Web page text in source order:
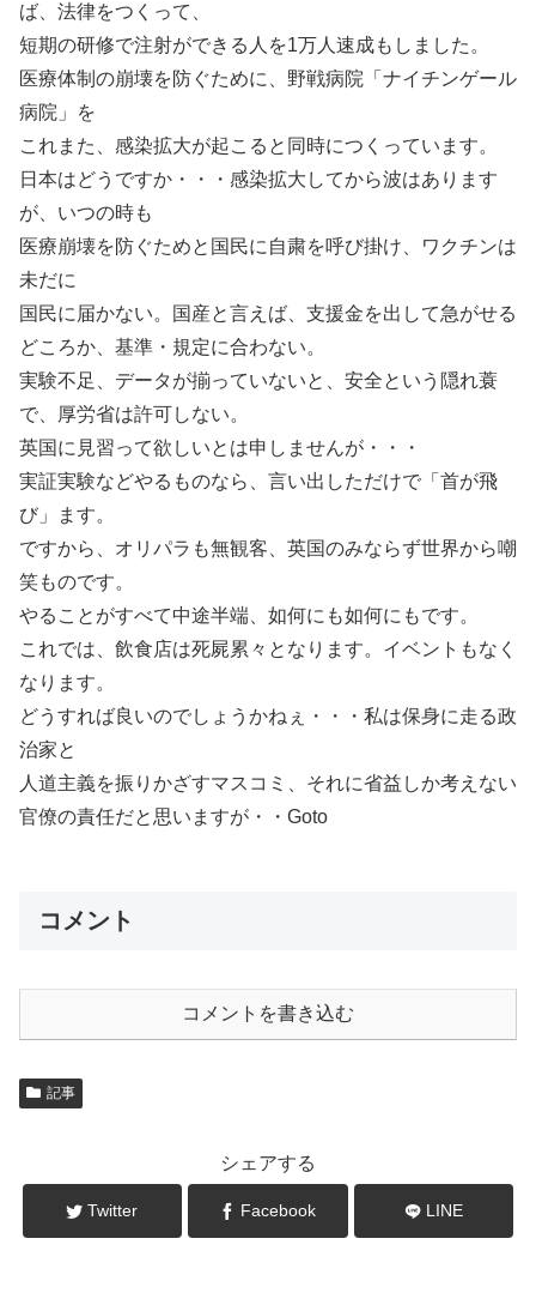
ば、法律をつくって、
短期の研修で注射ができる人を1万人速成もしました。
医療体制の崩壊を防ぐために、野戦病院「ナイチンゲール
病院」を
これまた、感染拡大が起こると同時につくっています。
日本はどうですか・・・感染拡大してから波はあります
が、いつの時も
医療崩壊を防ぐためと国民に自粛を呼び掛け、ワクチンは
未だに
国民に届かない。国産と言えば、支援金を出して急がせる
どころか、基準・規定に合わない。
実験不足、データが揃っていないと、安全という隠れ蓑
で、厚労省は許可しない。
英国に見習って欲しいとは申しませんが・・・
実証実験などやるものなら、言い出しただけで「首が飛
び」ます。
ですから、オリパラも無観客、英国のみならず世界から嘲
笑ものです。
やることがすべて中途半端、如何にも如何にもです。
これでは、飲食店は死屍累々となります。イベントもなく
なります。
どうすれば良いのでしょうかねぇ・・・私は保身に走る政
治家と
人道主義を振りかざすマスコミ、それに省益しか考えない
官僚の責任だと思いますが・・Goto
コメント
コメントを書き込む
記事
シェアする
Twitter Facebook LINE